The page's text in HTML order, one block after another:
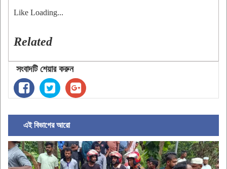
Like Loading...
Related
সংবাদটি শেয়ার করুন
এই বিভাগের আরো